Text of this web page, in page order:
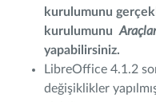
kurulumunu
kurulumunu
yapabilirsiniz.
LibreOffice 4.1.2
değişiklikler